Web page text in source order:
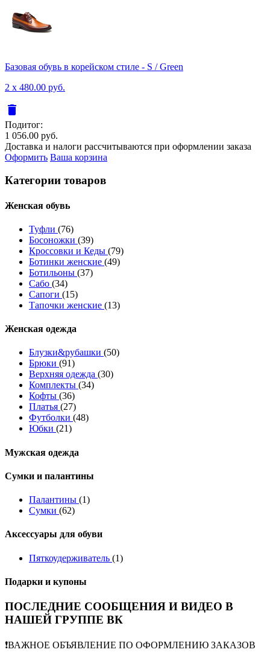
Базовая обувь в корейском стиле - S / Green
2 x 480.00 руб.
delete
Подитог:
1 056.00 руб.
Доставка и налоги рассчитываются при оформлении заказа
Оформить Ваша корзина
Категории товаров
Женcкая обувь
Туфли (76)
Босоножки (39)
Кроссовки и Кеды (79)
Ботинки женские (49)
Ботильоны (37)
Сабо (34)
Сапоги (15)
Тапочки женские (13)
Женская одежда
Блузки&рубашки (50)
Брюки (91)
Верхняя одежда (30)
Комплекты (34)
Кофты (36)
Платья (27)
Футболки (48)
Юбки (21)
Мужская одежда
Сумки и палантины
Палантины (1)
Сумки (62)
Аксессуары для обуви
Пяткоудерживатель (1)
Подарки и купоны
ПОСЛЕДНИЕ СООБЩЕНИЯ И ВИДЕО В
НАШЕЙ ГРУППЕ ВК
❗️ВАЖНОЕ ОБЪЯВЛЕНИЕ ПО ОФОРМЛЕНИЮ ЗАКАЗОВ